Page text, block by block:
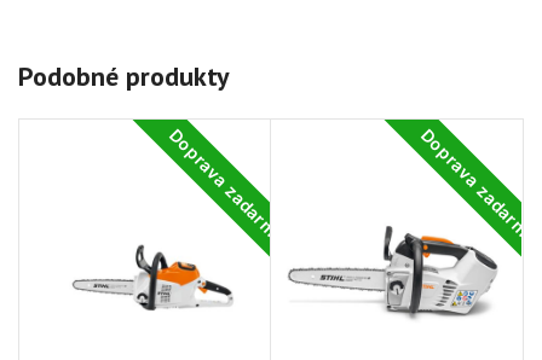
Podobné produkty
Doprava zadarmo Doprava zadarmo